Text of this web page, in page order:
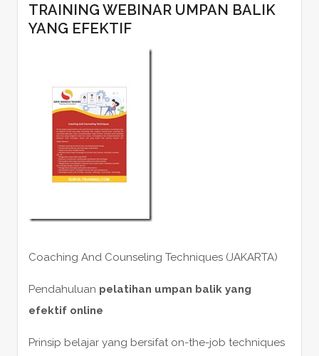
TRAINING WEBINAR UMPAN BALIK
YANG EFEKTIF
Coaching And Counseling Techniques (JAKARTA)
Pendahuluan pelatihan umpan balik yang
efektif online
Prinsip belajar yang bersifat on-the-job techniques